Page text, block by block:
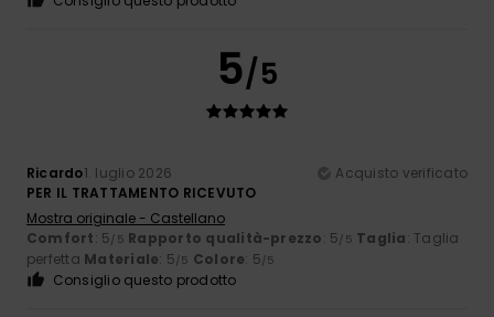
5/5
Ricardo1. luglio 2026
Acquisto verificato
PER IL TRATTAMENTO RICEVUTO
Mostra originale - Castellano
Comfort: 5/5 Rapporto qualità-prezzo: 5/5 Taglia: Taglia
perfetta Materiale: 5/5 Colore: 5/5
Consiglio questo prodotto